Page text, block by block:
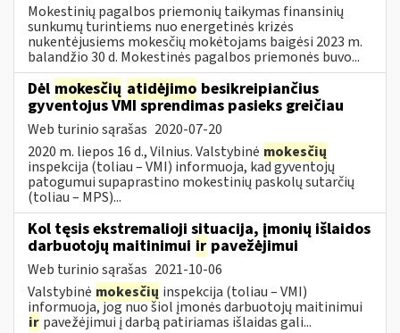
Mokestinių pagalbos priemonių taikymas finansinių
sunkumų turintiems nuo energetinės krizės
nukentėjusiems mokesčių mokėtojams baigėsi 2023 m.
balandžio 30 d. Mokestinės pagalbos priemonės buvo...
Dėl mokesčių atidėjimo besikreipiančius
gyventojus VMI sprendimas pasieks greičiau
Web turinio sąrašas 2020-07-20
2020 m. liepos 16 d., Vilnius. Valstybinė mokesčių
inspekcija (toliau – VMI) informuoja, kad gyventojų
patogumui supaprastino mokestinių paskolų sutarčių
(toliau – MPS)...
Kol tęsis ekstremalioji situacija, įmonių išlaidos
darbuotojų maitinimui ir pavežėjimui
Web turinio sąrašas 2021-10-06
Valstybinė mokesčių inspekcija (toliau – VMI)
informuoja, jog nuo šiol įmonės darbuotojų maitinimui
ir pavežėjimui į darbą patiriamas išlaidas gali...